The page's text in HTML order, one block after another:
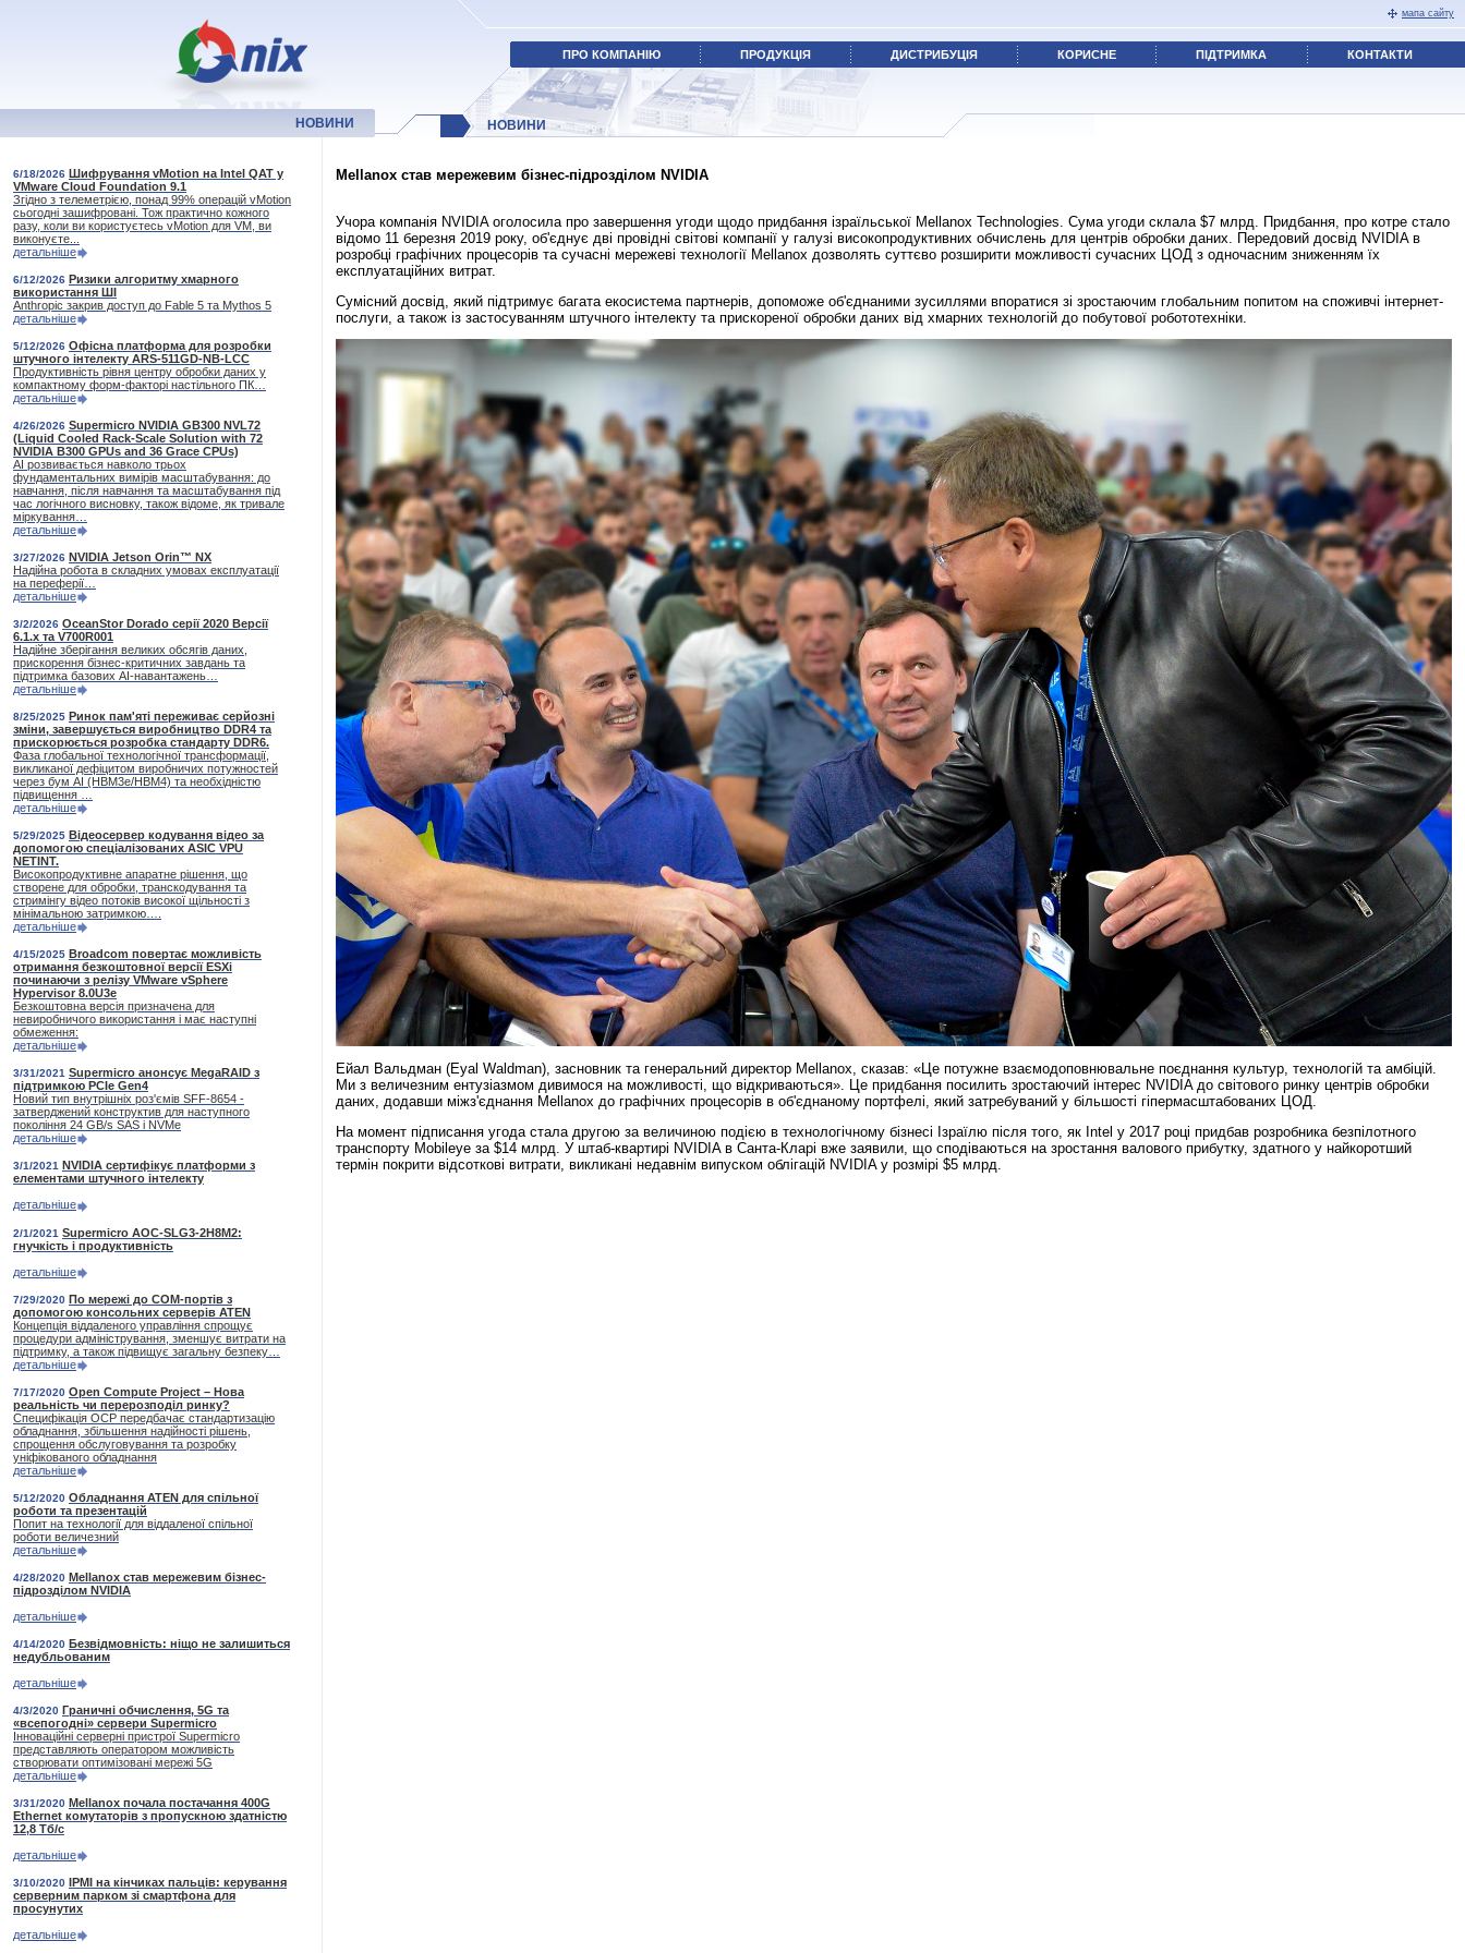
мапа сайту
ПРО КОМПАНІЮ ПРОДУКЦІЯ ДИСТРИБУЦІЯ КОРИСНЕ ПІДТРИМКА КОНТАКТИ
НОВИНИ
НОВИНИ
6/18/2026 Шифрування vMotion на Intel QAT у
VMware Cloud Foundation 9.1
Згідно з телеметрією, понад 99% операцій vMotion
сьогодні зашифровані. Тож практично кожного
разу, коли ви користуєтесь vMotion для VM, ви
виконуєте...
детальніше
6/12/2026 Ризики алгоритму хмарного
використання ШІ
Anthropic закрив доступ до Fable 5 та Mythos 5
детальніше
5/12/2026 Офісна платформа для розробки
штучного інтелекту ARS-511GD-NB-LCC
Продуктивність рівня центру обробки даних у
компактному форм-факторі настільного ПК…
детальніше
4/26/2026 Supermicro NVIDIA GB300 NVL72
(Liquid Cooled Rack-Scale Solution with 72
NVIDIA B300 GPUs and 36 Grace CPUs)
AI розвивається навколо трьох
фундаментальних вимірів масштабування: до
навчання, після навчання та масштабування під
час логічного висновку, також відоме, як тривале
міркування…
детальніше
3/27/2026 NVIDIA Jetson Orin™ NX
Надійна робота в складних умовах експлуатації
на переферії…
детальніше
3/2/2026 OceanStor Dorado серії 2020 Версії
6.1.x та V700R001
Надійне зберігання великих обсягів даних,
прискорення бізнес-критичних завдань та
підтримка базових AI-навантажень…
детальніше
8/25/2025 Ринок пам'яті переживає серйозні
зміни, завершується виробництво DDR4 та
прискорюється розробка стандарту DDR6.
Фаза глобальної технологічної трансформації,
викликаної дефіцитом виробничих потужностей
через бум АІ (HBM3e/HBM4) та необхідністю
підвищення …
детальніше
5/29/2025 Відеосервер кодування відео за
допомогою спеціалізованих ASIC VPU
NETINT.
Високопродуктивне апаратне рішення, що
створене для обробки, транскодування та
стримінгу відео потоків високої щільності з
мінімальною затримкою….
детальніше
4/15/2025 Broadcom повертає можливість
отримання безкоштовної версії ESXi
починаючи з релізу VMware vSphere
Hypervisor 8.0U3e
Безкоштовна версія призначена для
невиробничого використання і має наступні
обмеження:
детальніше
3/31/2021 Supermicro анонсує MegaRAID з
підтримкою PCIe Gen4
Новий тип внутрішніх роз'ємів SFF-8654 -
затверджений конструктив для наступного
покоління 24 GB/s SAS і NVMe
детальніше
3/1/2021 NVIDIA сертифікує платформи з
елементами штучного інтелекту
детальніше
2/1/2021 Supermicro AOC-SLG3-2H8M2:
гнучкість і продуктивність
детальніше
7/29/2020 По мережі до СОМ-портів з
допомогою консольних серверів ATEN
Концепція віддаленого управління спрощує
процедури адміністрування, зменшує витрати на
підтримку, а також підвищує загальну безпеку…
детальніше
7/17/2020 Open Compute Project – Нова
реальність чи перерозподіл ринку?
Специфікація ОСР передбачає стандартизацію
обладнання, збільшення надійності рішень,
спрощення обслуговування та розробку
уніфікованого обладнання
детальніше
5/12/2020 Обладнання ATEN для спільної
роботи та презентацій
Попит на технології для віддаленої спільної
роботи величезний
детальніше
4/28/2020 Mellanox став мережевим бізнес-
підрозділом NVIDIA
детальніше
4/14/2020 Безвідмовність: ніщо не залишиться
недубльованим
детальніше
4/3/2020 Граничні обчислення, 5G та
«всепогодні» сервери Supermicro
Інноваційні серверні пристрої Supermicro
представляють оператором можливість
створювати оптимізовані мережі 5G
детальніше
3/31/2020 Mellanox почала постачання 400G
Ethernet комутаторів з пропускною здатністю
12,8 Тб/с
детальніше
3/10/2020 IPMI на кінчиках пальців: керування
серверним парком зі смартфона для
просунутих
детальніше
Mellanox став мережевим бізнес-підрозділом NVIDIA
Учора компанія NVIDIA оголосила про завершення угоди щодо придбання ізраїльської Mellanox Tech­no­lo­gies. Сума угоди склала $7 млрд. Придбання, про котре стало
відомо 11 березня 2019 року, об'єднує дві провідні світові компанії у галузі високопродуктивних обчислень для центрів обробки даних. Передовий досвід NVIDIA в
розробці графічних процесорів та сучасні мережеві технології Mellanox дозволять суттєво розширити можливості сучасних ЦОД з одночасним зниженням їх
експлуатаційних витрат.
Сумісний досвід, який підтримує багата екосистема партнерів, допоможе об'єднаними зусиллями впоратися зі зростаючим глобальним попитом на споживчі інтернет-
послуги, а також із застосуванням штучного інтелекту та прискореної обробки даних від хмарних технологій до побутової робототехніки.
Ейал Вальдман (Eyal Waldman), засновник та генеральний директор Mellanox, сказав: «Це потужне взаємодоповнювальне поєднання культур, технологій та амбіцій.
Ми з величезним ентузіазмом дивимося на можливості, що відкриваються». Це придбання посилить зростаючий інтерес NVIDIA до світового ринку центрів обробки
даних, додавши міжз'єднання Mellanox до графічних процесорів в об'єднаному портфелі, який затребуваний у більшості гіпермасштабованих ЦОД.
На момент підписання угода стала другою за величиною подією в технологічному бізнесі Ізраїлю після того, як Intel у 2017 році придбав розробника безпілотного
транспорту Mobileye за $14 млрд. У штаб-квартирі NVIDIA в Санта-Кларі вже заявили, що сподіваються на зростання валового прибутку, здатного у найкоротший
термін покрити відсоткові витрати, викликані недавнім випуском облігацій NVIDIA у розмірі $5 млрд.